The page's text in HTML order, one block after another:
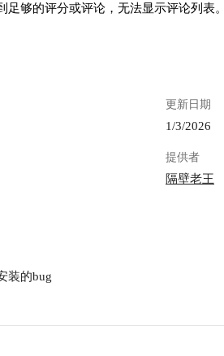
足够的评分或评论，无法显示评论列表
更新日期
1/3/2026
提供者
隔壁老王
装的bug